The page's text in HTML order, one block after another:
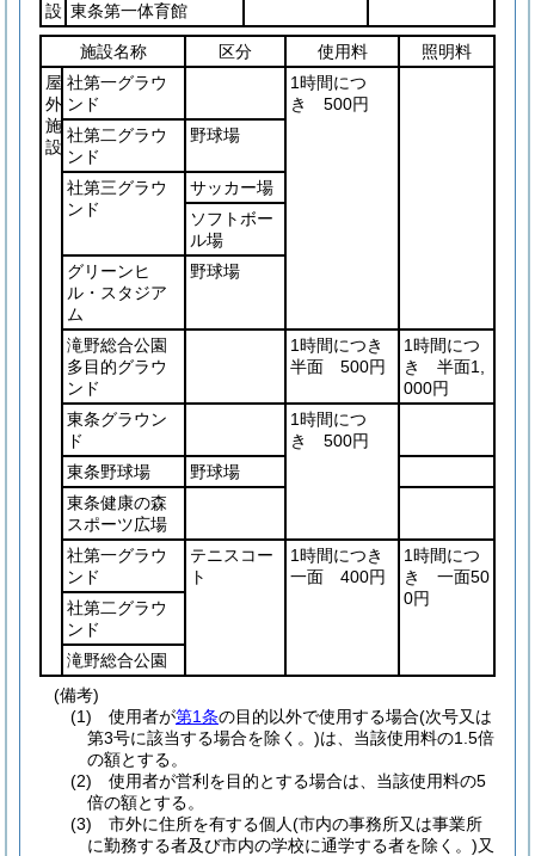
設 東条第一体育館
施設名称 区分 使用料
照明料
屋
外
施
設
社第一グラウ
ンド
1時間につ
き 500円
社第二グラウ
ンド
野球場
社第三グラウ
ンド
サッカー場
ソフトボー
ル場
グリーンヒ
ル・スタジア
ム
野球場
滝野総合公園
多目的グラウ
ンド
1時間につき
半面 500円
1時間につ
き 半面1,
000円
東条グラウン
ド
1時間につ
き 500円
東条野球場
野球場
東条健康の森
スポーツ広場
社第一グラウ
ンド
テニスコー
ト
1時間につき
一面 400円
1時間につ
き 一面50
0円
社第二グラウ
ンド
滝野総合公園
(備考)
(1) 使用者が第1条の目的以外で使用する場合(次号又は
第3号に該当する場合を除く。)は、当該使用料の1.5倍
の額とする。
(2) 使用者が営利を目的とする場合は、当該使用料の5
倍の額とする。
(3) 市外に住所を有する個人(市内の事務所又は事業所
に勤務する者及び市内の学校に通学する者を除く。)又